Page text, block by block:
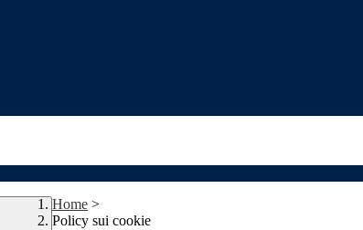
Home >
Policy sui cookie